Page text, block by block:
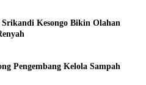
Kesongo Bikin Olahan
Pengembang Kelola Sampah